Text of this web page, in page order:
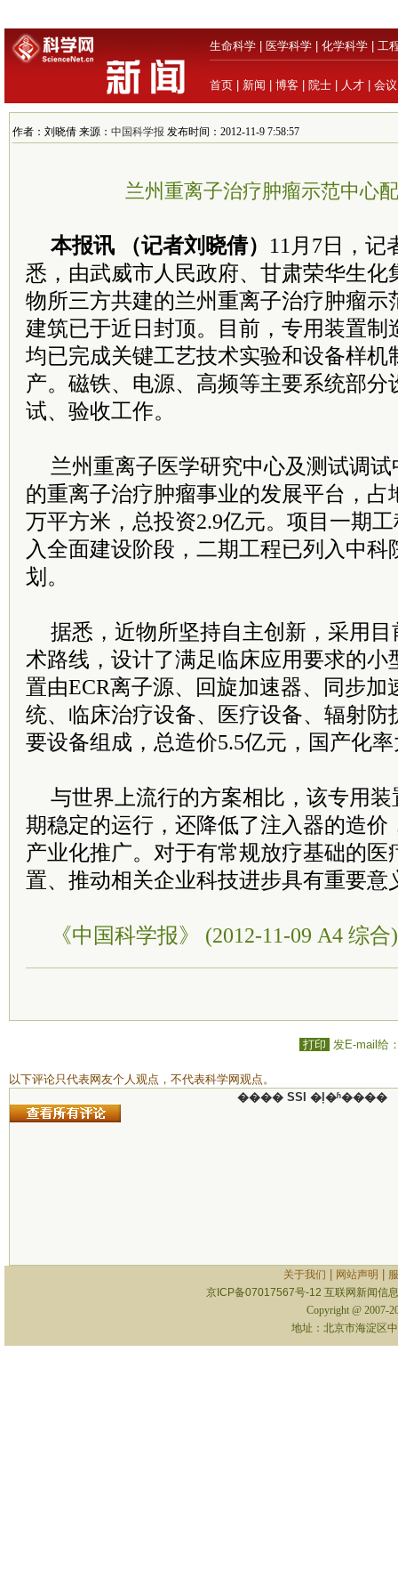
生命科学 医学科学 化学科学 工
首页 新闻 博客 院士 人才 会议
作者：刘晓倩 来源： 中国科学报 发布时间：2012-11-9 7:58:57
兰州重离子治疗肿瘤示范中心
本报讯 （记者刘晓倩） 11月7日，记
悉，由武威市人民政府、甘肃荣华生化
物所三方共建的兰州重离子治疗肿瘤示
建筑已于近日封顶。目前，专用装置制
均已完成关键工艺技术实验和设备样机
产。磁铁、电源、高频等主要系统部分
试、验收工作。
兰州重离子医学研究中心及测试调
的重离子治疗肿瘤事业的发展平台，占
万平方米，总投资2.9亿元。项目一期
入全面建设阶段，二期工程已列入中科
划。
据悉，近物所坚持自主创新，采用
术路线，设计了满足临床应用要求的小
置由ECR离子源、回旋加速器、同步加
统、临床治疗设备、医疗设备、辐射防
要设备组成，总造价5.5亿元，国产化率
与世界上流行的方案相比，该专用
期稳定的运行，还降低了注入器的造价
产业化推广。对于有常规放疗基础的医
置、推动相关企业科技进步具有重要意
《中国科学报》 (2012-11-09 A4 综合)
打印 发E-mail给
以下评论只代表网友个人观点，不代表科学网观点。
���� SSI �ļ�ʱ����
关于我们 网站声明
京ICP备07017567号-12 互联网新闻信
Copyright @ 2007-
地址：北京市海淀区